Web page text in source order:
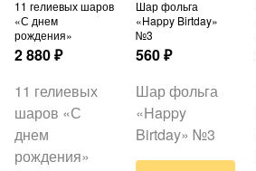
11 гелиевых шаров
«С днем
рождения»
2 880₽
11 гелиевых
шаров «С
днем
рождения»
Шар фольга
«Happy Birtday»
№3
560₽
Шар фольга
«Happy
Birtday» №3